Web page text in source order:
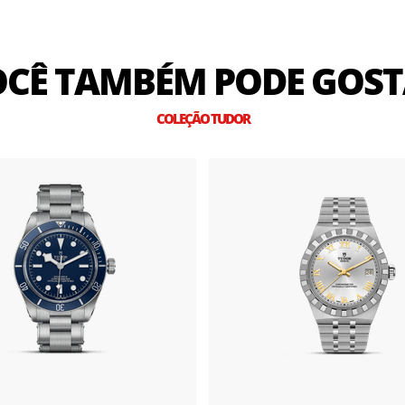
TAMBÉM PODE
COLEÇÃO TUDOR